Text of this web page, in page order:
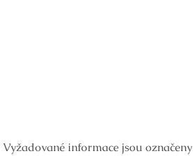
Vyžadované informace jsou označeny